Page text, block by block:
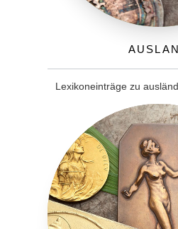
Lexikoneinträge zu